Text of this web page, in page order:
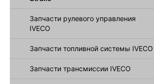
Запчасти рулевого управления
IVECO
Запчасти топливной системы IVECO
Запчасти трансмиссии IVECO